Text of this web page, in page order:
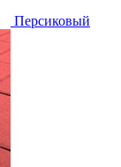
Персиковый